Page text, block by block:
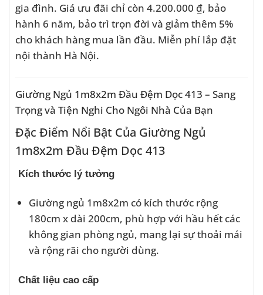
gia đình. Giá ưu đãi chỉ còn 4.200.000 ₫, bảo
hành 6 năm, bảo trì trọn đời và giảm thêm 5%
cho khách hàng mua lần đầu. Miễn phí lắp đặt
nội thành Hà Nội.
Giường Ngủ 1m8x2m Đầu Đệm Dọc 413 – Sang
Trọng và Tiện Nghi Cho Ngôi Nhà Của Bạn
Đặc Điểm Nổi Bật Của Giường Ngủ
1m8x2m Đầu Đệm Dọc 413
Kích thước lý tưởng
Giường ngủ 1m8x2m có kích thước rộng
180cm x dài 200cm, phù hợp với hầu hết các
không gian phòng ngủ, mang lại sự thoải mái
và rộng rãi cho người dùng.
Chất liệu cao cấp